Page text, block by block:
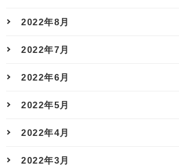
2022年8月
2022年7月
2022年6月
2022年5月
2022年4月
2022年3月